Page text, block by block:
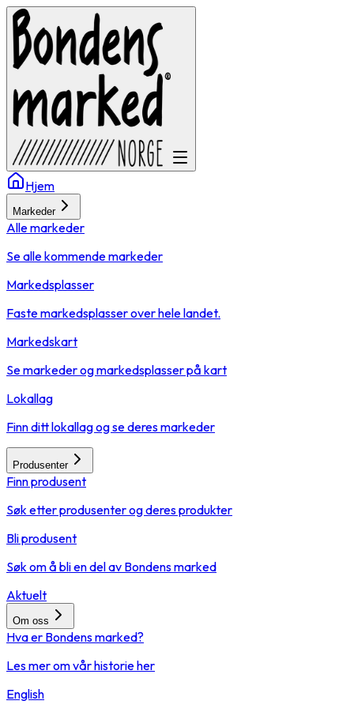
Hjem
Markeder
Alle markeder
Se alle kommende markeder
Markedsplasser
Faste markedsplasser over hele landet.
Markedskart
Se markeder og markedsplasser på kart
Lokallag
Finn ditt lokallag og se deres markeder
Produsenter
Finn produsent
Søk etter produsenter og deres produkter
Bli produsent
Søk om å bli en del av Bondens marked
Aktuelt
Om oss
Hva er Bondens marked?
Les mer om vår historie her
English